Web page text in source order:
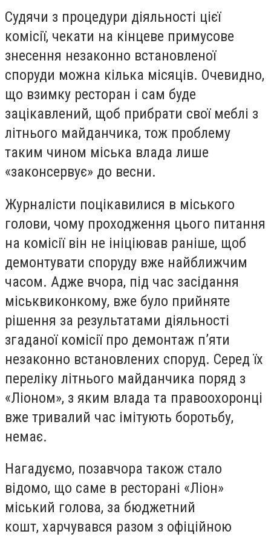
Судячи з процедури діяльності цієї
комісії, чекати на кінцеве примусове
знесення незаконно встановленої
споруди можна кілька місяців. Очевидно,
що взимку ресторан і сам буде
зацікавлений, щоб прибрати свої меблі з
літнього майданчика, тож проблему
таким чином міська влада лише
«законсервує» до весни.
Журналісти поцікавилися в міського
голови, чому проходження цього питання
на комісії він не ініціював раніше, щоб
демонтувати споруду вже найближчим
часом. Адже вчора, під час засідання
міськвиконкому, вже було прийняте
рішення за результатами діяльності
згаданої комісії про демонтаж п’яти
незаконно встановлених споруд. Серед їх
переліку літнього майданчика поряд з
«Ліоном», з яким влада та правоохоронці
вже тривалий час імітують боротьбу,
немає.
Нагадуємо, позавчора також стало
відомо, що саме в ресторані «Ліон»
міський голова, за бюджетний
кошт, харчувався разом з офіційною